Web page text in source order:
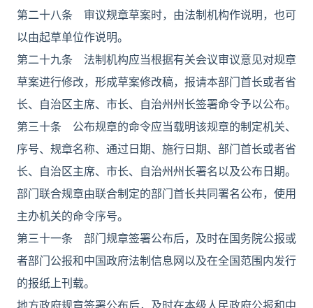
第二十八条 审议规章草案时，由法制机构作说明，也可
以由起草单位作说明。
第二十九条 法制机构应当根据有关会议审议意见对规章
草案进行修改，形成草案修改稿，报请本部门首长或者省
长、自治区主席、市长、自治州州长签署命令予以公布。
第三十条 公布规章的命令应当载明该规章的制定机关、
序号、规章名称、通过日期、施行日期、部门首长或者省
长、自治区主席、市长、自治州州长署名以及公布日期。
部门联合规章由联合制定的部门首长共同署名公布，使用
主办机关的命令序号。
第三十一条 部门规章签署公布后，及时在国务院公报或
者部门公报和中国政府法制信息网以及在全国范围内发行
的报纸上刊载。
地方政府规章签署公布后，及时在本级人民政府公报和中